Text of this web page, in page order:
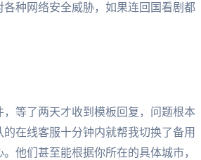
种网络安全威胁，如果连回国看剧都
等了两天才收到模板回复，问题根本
在线客服十分钟内就帮我切换了备用
他们甚至能根据你所在的具体城市，